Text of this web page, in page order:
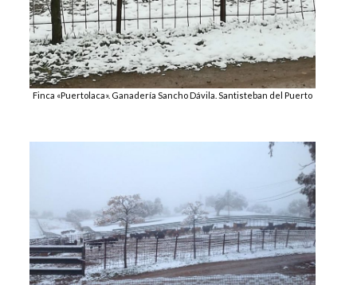
Finca «Puertolaca». Ganadería Sancho Dávila. Santisteban del Puerto